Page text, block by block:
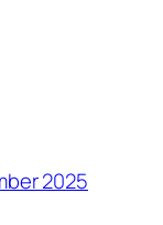
2025